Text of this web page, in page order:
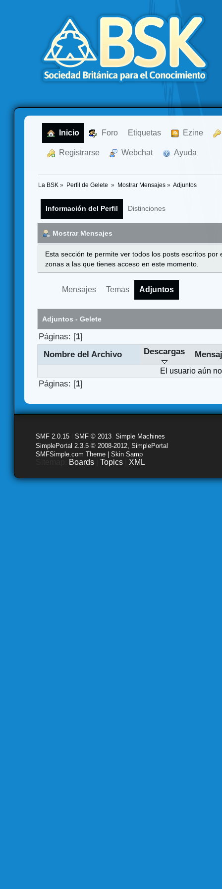
Inicio Foro Etiquetas Ezine
Registrarse Webchat Ayuda
La BSK » Perfil de Gelete » Mostrar Mensajes» Adjuntos
Información del Perfil Distinciones
Mostrar Mensajes
Esta sección te permite ver todos los posts escritos
zonas a las que tienes acceso en este momento.
Mensajes Temas Adjuntos
Adjuntos - Gelete
Páginas: [1]
Nombre del Archivo
Descargas
El usuario aún
Páginas: [1]
SMF 2.0.15 SMF © 2013 Simple Machines
SimplePortal 2.3.5 © 2008-2012, SimplePortal
SMFSimple.com Theme | Skin Samp
Boards Topics XML